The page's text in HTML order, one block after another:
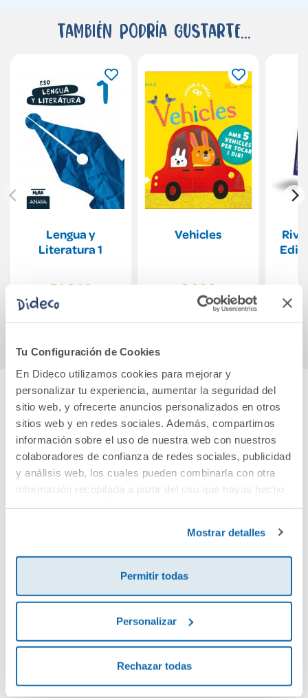
Tu Configuración de Cookies
En Dideco utilizamos cookies para mejorar y
personalizar tu experiencia, aumentar la seguridad del
sitio web, y ofrecerte anuncios personalizados en otros
sitios web y en redes sociales. Además, compartimos
información sobre el uso de nuestra web con nuestros
colaboradores de confianza de redes sociales, publicidad
y análisis web, los cuales pueden combinarla con otra
información recopilada a partir del uso que hayas hecho
Mostrar detalles
Permitir todas
Personalizar
Rechazar todas
También podría gustarte...
Lengua y
Literatura 1
54,04€
Vehicles
8,00€
Comprar
Cuéntanos tu opinión
¡Sé el primero en valorar este producto!
Envía tu opinión